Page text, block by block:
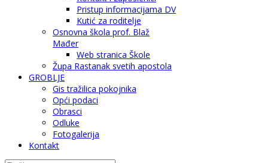
Pristup informacijama DV
Kutić za roditelje
Osnovna škola prof. Blaž
Mađer
Web stranica Škole
Župa Rastanak svetih apostola
GROBLJE
Gis tražilica pokojnika
Opći podaci
Obrasci
Odluke
Fotogalerija
Kontakt